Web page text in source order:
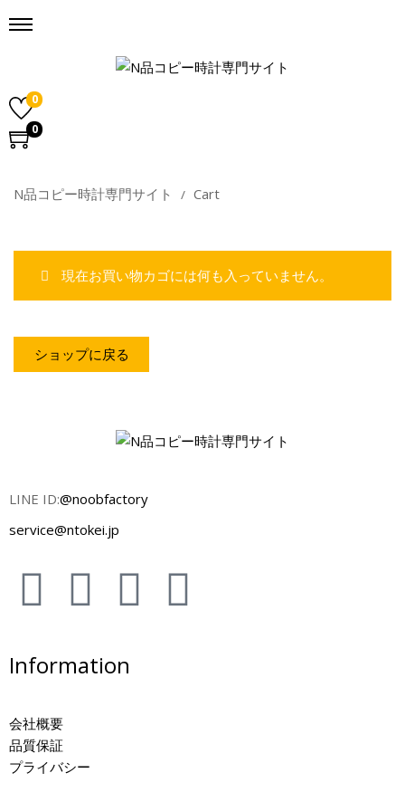
0
0
N品コピー時計専門サイト Cart
現在お買い物カゴには何も入っていません。
ショップに戻る
LINE ID:@noobfactory
service@ntokei.jp
Information
会社概要
品質保証
プライバシー